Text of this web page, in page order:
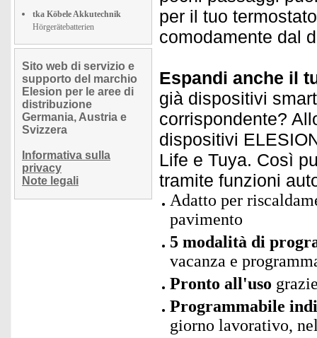
tka Köbele Akkutechnik
Hörgerätebatterien
Sito web di servizio e
supporto del marchio
Elesion per le aree di
distribuzione
Germania, Austria e
Svizzera
Informativa sulla
privacy
Note legali
per il tuo
comodamente dal
Espandi anche il
già dispositivi
corrispondente?
dispositivi
Life e Tuya. Così
tramite funzioni
Adatto per
pavimento
5 modalità di
vacanza e
Pronto all'uso
Programmabile
giorno lavorativo,